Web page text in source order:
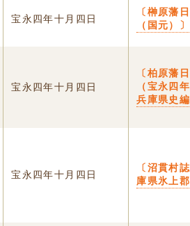
宝永四年十月四日
〔榊原藩
（国元）
宝永四年十月四日
〔柏原藩
（宝永四
兵庫県史
宝永四年十月四日
〔沼貫村
庫県氷上郡